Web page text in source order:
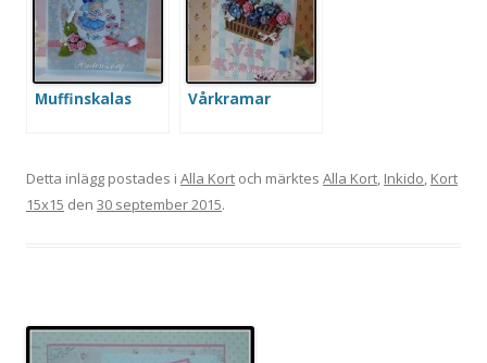
Muffinskalas Vårkramar
Detta inlägg postades i Alla Kort och märktes Alla Kort, Inkido, Kort
15x15 den 30 september 2015.